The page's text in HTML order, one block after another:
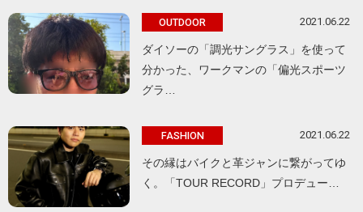
OUTDOOR 2021.06.22
ダイソーの「調光サングラス」を使って
分かった、ワークマンの「偏光スポーツ
グラ…
FASHION 2021.06.22
その縁はバイクと革ジャンに繋がってゆ
く。「TOUR RECORD」プロデュー…